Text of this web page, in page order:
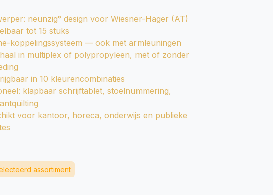
neunzig° design voor Wiesner-Hager (AT)
tot 15 stuks
koppelingssysteem — ook met armleuningen
in multiplex of polypropyleen, met of zonder
in 10 kleurencombinaties
klapbaar schrijftablet, stoelnummering,
voor kantoor, horeca, onderwijs en publieke
assortiment